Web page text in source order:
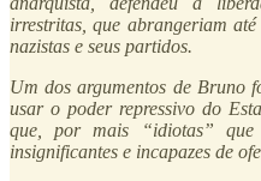
irrestritas, que abrangeriam
nazistas e seus partidos.
Um dos argumentos de Bruno
usar o poder repressivo do
que, por mais “idiotas” que
insignificantes e incapazes de